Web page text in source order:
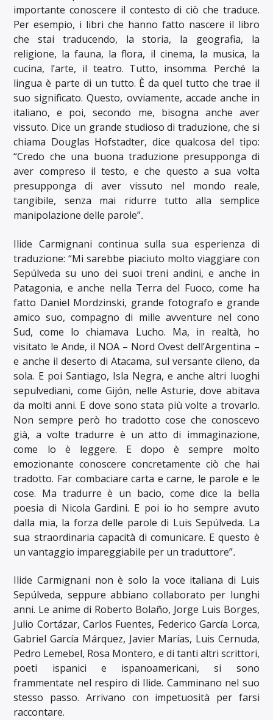
importante conoscere il contesto di ciò che traduce.
Per esempio, i libri che hanno fatto nascere il libro
che stai traducendo, la storia, la geografia, la
religione, la fauna, la flora, il cinema, la musica, la
cucina, l’arte, il teatro. Tutto, insomma. Perché la
lingua è parte di un tutto. È da quel tutto che trae il
suo significato. Questo, ovviamente, accade anche in
italiano, e poi, secondo me, bisogna anche aver
vissuto. Dice un grande studioso di traduzione, che si
chiama Douglas Hofstadter, dice qualcosa del tipo:
“Credo che una buona traduzione presupponga di
aver compreso il testo, e che questo a sua volta
presupponga di aver vissuto nel mondo reale,
tangibile, senza mai ridurre tutto alla semplice
manipolazione delle parole”.
Ilide Carmignani continua sulla sua esperienza di
traduzione: “Mi sarebbe piaciuto molto viaggiare con
Sepúlveda su uno dei suoi treni andini, e anche in
Patagonia, e anche nella Terra del Fuoco, come ha
fatto Daniel Mordzinski, grande fotografo e grande
amico suo, compagno di mille avventure nel cono
Sud, come lo chiamava Lucho. Ma, in realtà, ho
visitato le Ande, il NOA – Nord Ovest dell’Argentina –
e anche il deserto di Atacama, sul versante cileno, da
sola. E poi Santiago, Isla Negra, e anche altri luoghi
sepulvediani, come Gijón, nelle Asturie, dove abitava
da molti anni. E dove sono stata più volte a trovarlo.
Non sempre però ho tradotto cose che conoscevo
già, a volte tradurre è un atto di immaginazione,
come lo è leggere. E dopo è sempre molto
emozionante conoscere concretamente ciò che hai
tradotto. Far combaciare carta e carne, le parole e le
cose. Ma tradurre è un bacio, come dice la bella
poesia di Nicola Gardini. E poi io ho sempre avuto
dalla mia, la forza delle parole di Luis Sepúlveda. La
sua straordinaria capacità di comunicare. E questo è
un vantaggio impareggiabile per un traduttore”.
Ilide Carmignani non è solo la voce italiana di Luis
Sepúlveda, seppure abbiano collaborato per lunghi
anni. Le anime di Roberto Bolaño, Jorge Luis Borges,
Julio Cortázar, Carlos Fuentes, Federico García Lorca,
Gabriel García Márquez, Javier Marías, Luis Cernuda,
Pedro Lemebel, Rosa Montero, e di tanti altri scrittori,
poeti ispanici e ispanoamericani, si sono
frammentate nel respiro di Ilide. Camminano nel suo
stesso passo. Arrivano con impetuosità per farsi
raccontare.